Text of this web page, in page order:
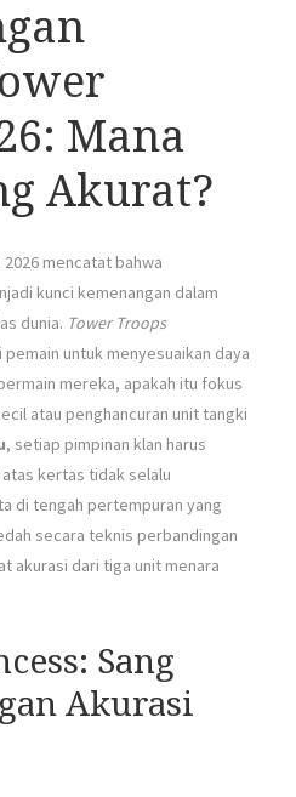
Mana
Akurat?
mencatat bahwa
kunci kemenangan dalam
dunia. Tower Troops
untuk menyesuaikan daya
mereka, apakah itu fokus
atau penghancuran unit tangki
, setiap pimpinan klan harus
kertas tidak selalu
di tengah pertempuran yang
secara teknis perbandingan
akurasi dari tiga unit menara
Sang
Akurasi